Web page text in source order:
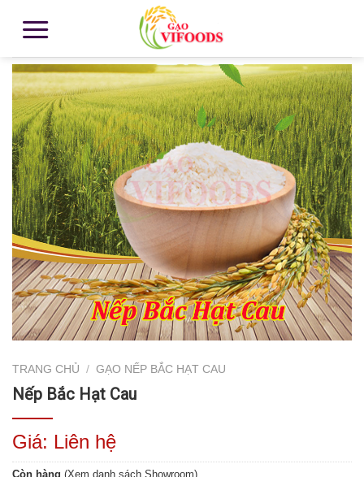
TRANG CHỦ / GẠO NẾP BẮC HẠT CAU
Nếp Bắc Hạt Cau
Giá: Liên hệ
Còn hàng (Xem danh sách Showroom)